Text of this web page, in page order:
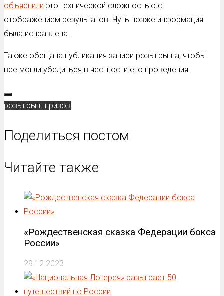
объяснили это технической сложностью с
отображением результатов. Чуть позже информация
была исправлена.
Также обещана публикация записи розыгрыша, чтобы
все могли убедиться в честности его проведения.
розыгрыш призов
Поделиться постом
Читайте также
«Рождественская сказка Федерации бокса
России»
29.12.2023